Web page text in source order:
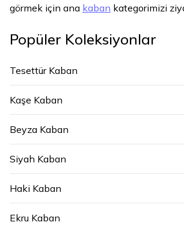
görmek için ana kaban kategorimizi
Popüler Koleksiyonlar
Tesettür Kaban
Kaşe Kaban
Beyza Kaban
Siyah Kaban
Haki Kaban
Ekru Kaban